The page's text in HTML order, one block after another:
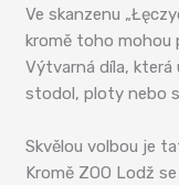
Ve skanzenu
kromě toho mohou
Výtvarná díla, která
stodol, ploty nebo
Skvělou volbou je
Kromě ZOO Lodž